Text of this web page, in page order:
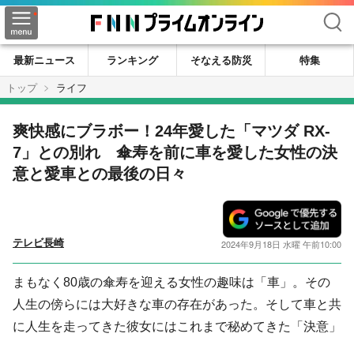
検索
最新ニュース ランキング そなえる防災
特集
トップ
ライフ
爽快感にブラボー！24年愛した「マツダ RX-
7」との別れ 傘寿を前に車を愛した女性の決
意と愛車との最後の日々
テレビ長崎 2024年9月18日 水曜 午前10:00
まもなく80歳の傘寿を迎える女性の趣味は「車」。その
人生の傍らには大好きな車の存在があった。そして車と共
に人生を走ってきた彼女にはこれまで秘めてきた「決意」